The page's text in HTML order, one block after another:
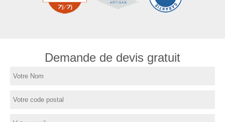
Demande de devis gratuit